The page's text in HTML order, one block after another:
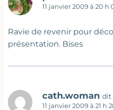
11 janvier 2009 à 20 h
Ravie de revenir pour
présentation. Bises
cath.woman dit
11 janvier 2009 à 21 h